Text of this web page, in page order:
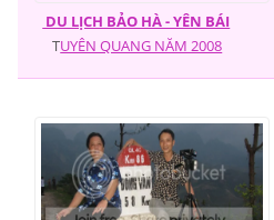
DU LỊCH BẢO HÀ - YÊN BÁI
TUYÊN QUANG NĂM 2008